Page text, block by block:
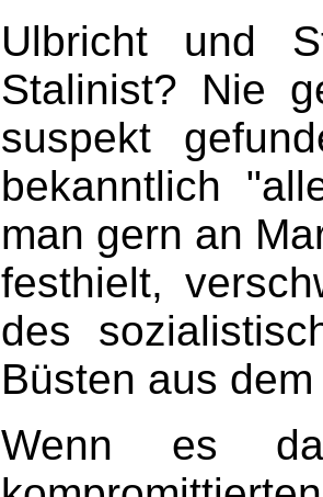
Ulbricht und
Stalinist? Nie
suspekt
bekanntlich
man gern an
festhielt,
des
Büsten aus
Wenn es